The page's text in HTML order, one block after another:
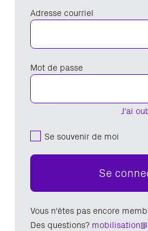
Adresse courriel
J'ai
Mot de passe
Se souvenir de moi
Se
Vous n'êtes pas encore
Des questions?